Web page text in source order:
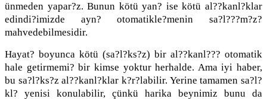
ünmeden yapar?z. Bunun kötü yan? ise kötü al??kanl?klar
edindi?imizde ayn? otomatikle?menin sa?l???m?z?
mahvedebilmesidir.
Hayat? boyunca kötü (sa?l?ks?z) bir al??kanl??? otomatik
hale getirmemi? bir kimse yoktur herhalde. Ama iyi haber,
bu sa?l?ks?z al??kanl?klar k?r?labilir. Yerine tamamen sa?l?
kl? yenisi konulabilir, çünkü harika beynimiz bunu da